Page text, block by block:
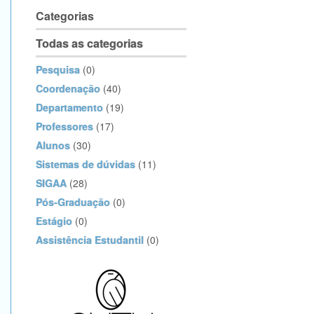
Categorias
Todas as categorias
Pesquisa (0)
Coordenação (40)
Departamento (19)
Professores (17)
Alunos (30)
Sistemas de dúvidas (11)
SIGAA (28)
Pós-Graduação (0)
Estágio (0)
Assistência Estudantil (0)